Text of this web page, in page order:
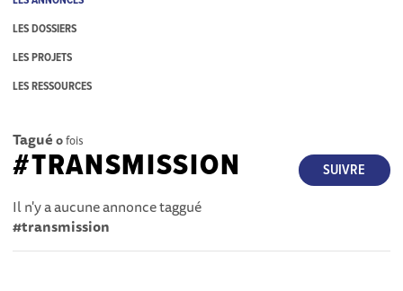
LES DOSSIERS
LES PROJETS
LES RESSOURCES
Tagué 0fois
SUIVRE
#TRANSMISSION
Il n'y a aucune annonce taggué
#transmission